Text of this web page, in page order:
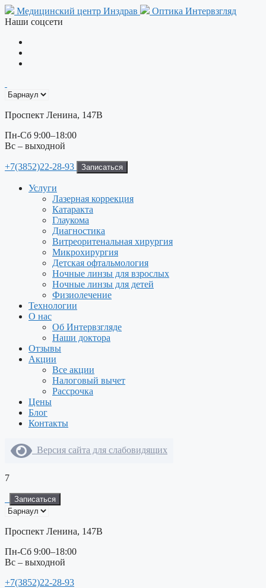
Перейти
к
Медицинский центр Инздрав
Оптика Интервзгляд
Наши соцсети
Проспект Ленина, 147В
Пн-Сб 9:00–18:00
Вс – выходной
+7(3852)22-28-93 Записаться
Услуги
Лазерная коррекция
Катаракта
Глаукома
Диагностика
Витреоритенальная хирургия
Микрохирургия
Детская офтальмология
Ночные линзы для взрослых
Ночные линзы для детей
Физиолечение
Технологии
О нас
Об Интервзгляде
Наши доктора
Отзывы
Акции
Все акции
Налоговый вычет
Рассрочка
Цены
Блог
Контакты
Версия сайта для слабовидящих
7
Записаться
Проспект Ленина, 147В
Пн-Сб 9:00–18:00
Вс – выходной
+7(3852)22-28-93